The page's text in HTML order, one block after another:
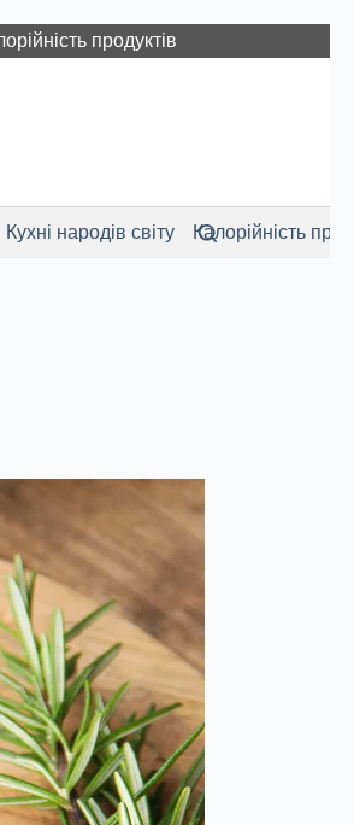
продуктів
Кухні народів світу Калорійність